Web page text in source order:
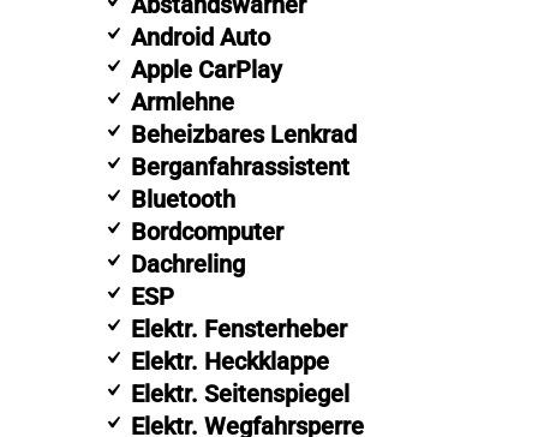
Android Auto
Apple CarPlay
Armlehne
Beheizbares Lenkrad
Berganfahrassistent
Bluetooth
Bordcomputer
Dachreling
ESP
Elektr. Fensterheber
Elektr. Heckklappe
Elektr. Seitenspiegel
Elektr. Wegfahrsperre